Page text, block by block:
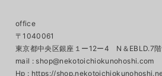
office
〒1040061
東京都中央区銀座１ー12ー4 N＆EBLD.7階
mail : shop@nekotoichiokunohoshi.com